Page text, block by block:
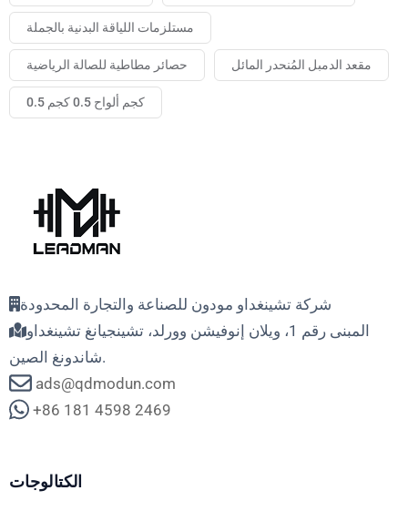
مستلزمات اللياقة البدنية بالجملة
حصائر مطاطية للصالة الرياضية مقعد الدمبل المُنحدر المائل
0.5 كجم ألواح 0.5 كجم
شركة تشينغداو مودون للصناعة والتجارة المحدودة
المبنى رقم 1، ويلان إنوفيشن وورلد، تشينجيانغ تشينغداو
شاندونغ الصين.
ads@qdmodun.com
+86 181 4598 2469
الكتالوجات